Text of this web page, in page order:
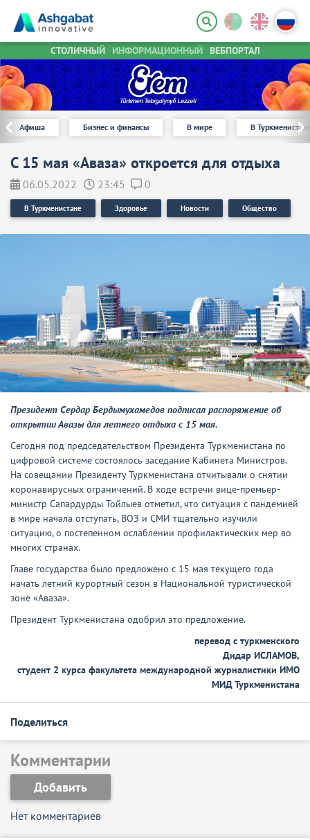
СТОЛИЧНЫЙ ИНФОРМАЦИОННЫЙ ВЕБПОРТАЛ
Афиша Бизнес и финансы В мире В
С 15 мая «Аваза» откроется для отдыха
06.05.2022 23:45 0
В Туркменистане Здоровье Новости Общество
Президент Сердар Бердымухамедов подписал распоряжение об
открытии Авазы для летнего отдыха с 15 мая.
Сегодня под председательством Президента Туркменистана по
цифровой системе состоялось заседание Кабинета Министров.
На совещании Президенту Туркменистана отчитывали о снятии
коронавирусных ограничений. В ходе встречи вице-премьер-
министр Сапардурды Тойлыев отметил, что ситуация с пандемией
в мире начала отступать, ВОЗ и СМИ тщательно изучили
ситуацию, о постепенном ослаблении профилактических мер во
многих странах.
Главе государства было предложено с 15 мая текущего года
начать летний курортный сезон в Национальной туристической
зоне «Аваза».
Президент Туркменистана одобрил это предложение.
перевод с туркменского
Дидар ИСЛАМОВ,
студент 2 курса факультета международной журналистики ИМО
МИД Туркменистана
Поделиться
Комментарии
Добавить
Нет комментариев